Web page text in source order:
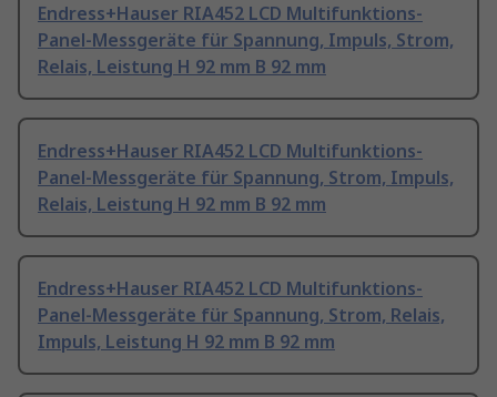
Endress+Hauser RIA452 LCD Multifunktions-
Panel-Messgeräte für Spannung, Impuls, Strom,
Relais, Leistung H 92 mm B 92 mm
Endress+Hauser RIA452 LCD Multifunktions-
Panel-Messgeräte für Spannung, Strom, Impuls,
Relais, Leistung H 92 mm B 92 mm
Endress+Hauser RIA452 LCD Multifunktions-
Panel-Messgeräte für Spannung, Strom, Relais,
Impuls, Leistung H 92 mm B 92 mm